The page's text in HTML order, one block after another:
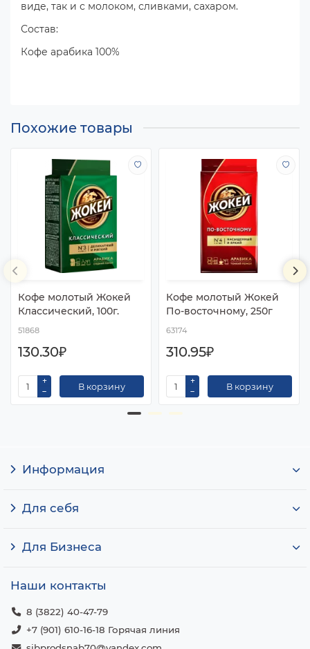
виде, так и с молоком, сливками, сахаром.
Состав:
Кофе арабика 100%
Похожие товары
Кофе молотый Жокей
Классический, 100г.
51868
130.30₽
В корзину
Кофе молотый Жокей
По-восточному, 250г
63174
310.95₽
В корзину
Информация
Для себя
Для Бизнеса
Наши контакты
8 (3822) 40-47-79
+7 (901) 610-16-18 Горячая линия